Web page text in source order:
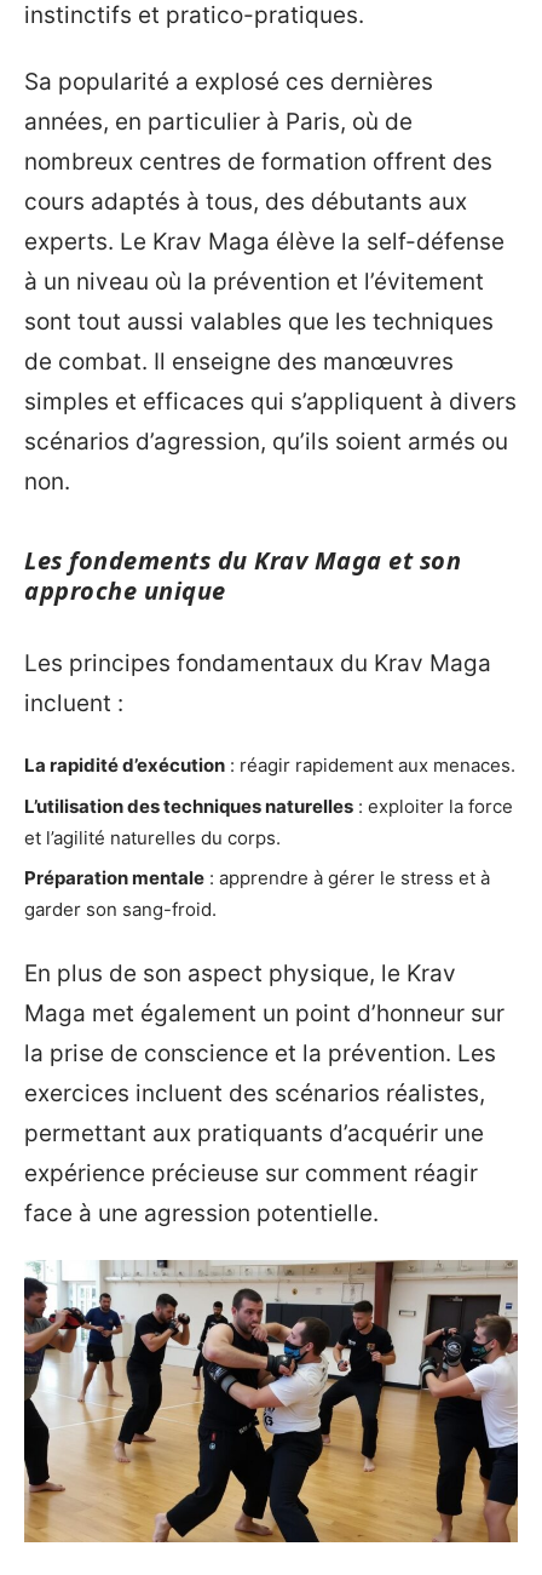
instinctifs et pratico-pratiques.
Sa popularité a explosé ces dernières
années, en particulier à Paris, où de
nombreux centres de formation offrent des
cours adaptés à tous, des débutants aux
experts. Le Krav Maga élève la self-défense
à un niveau où la prévention et l’évitement
sont tout aussi valables que les techniques
de combat. Il enseigne des manœuvres
simples et efficaces qui s’appliquent à divers
scénarios d’agression, qu’ils soient armés ou
non.
Les fondements du Krav Maga et son
approche unique
Les principes fondamentaux du Krav Maga
incluent :
La rapidité d’exécution : réagir rapidement aux menaces.
L’utilisation des techniques naturelles : exploiter la force
et l’agilité naturelles du corps.
Préparation mentale : apprendre à gérer le stress et à
garder son sang-froid.
En plus de son aspect physique, le Krav
Maga met également un point d’honneur sur
la prise de conscience et la prévention. Les
exercices incluent des scénarios réalistes,
permettant aux pratiquants d’acquérir une
expérience précieuse sur comment réagir
face à une agression potentielle.